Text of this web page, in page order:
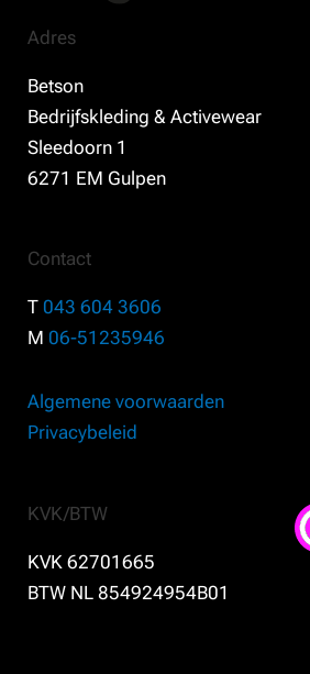
Adres
Betson
Bedrijfskleding & Activewear
Sleedoorn 1
6271 EM Gulpen
Contact
T 043 604 3606
M 06-51235946
Algemene voorwaarden
Privacybeleid
KVK/BTW
KVK 62701665
BTW NL 854924954B01